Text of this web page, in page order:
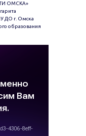
ОМСКА»
ДО г. Омска
образования